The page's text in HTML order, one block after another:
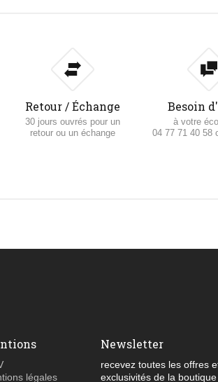
Retour / Échange
30 jours ouvrés pour un
retour ou un échange
Besoin
à votre
04 77 71 40 58
légales
Newsletter
recevez toutes les offres
exclusivités de la boutique